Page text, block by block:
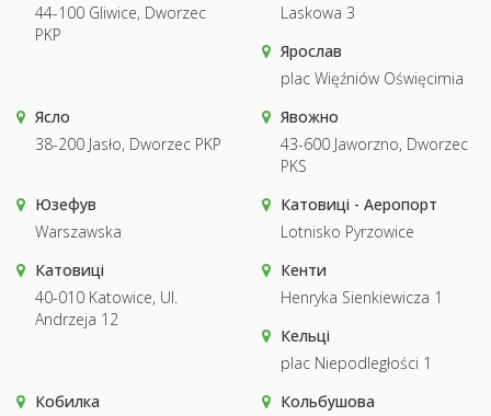
44-100 Gliwice, Dworzec
PKP
Laskowa 3
Ярослав
plac Więźniów Oświęcimia
Ясло
38-200 Jasło, Dworzec PKP
Явожно
43-600 Jaworzno, Dworzec
PKS
Юзефув
Warszawska
Катовиці - Аеропорт
Lotnisko Pyrzowice
Катовиці
40-010 Katowice, Ul.
Andrzeja 12
Кенти
Henryka Sienkiewicza 1
Кельці
plac Niepodległości 1
Кобилка
Кольбушова